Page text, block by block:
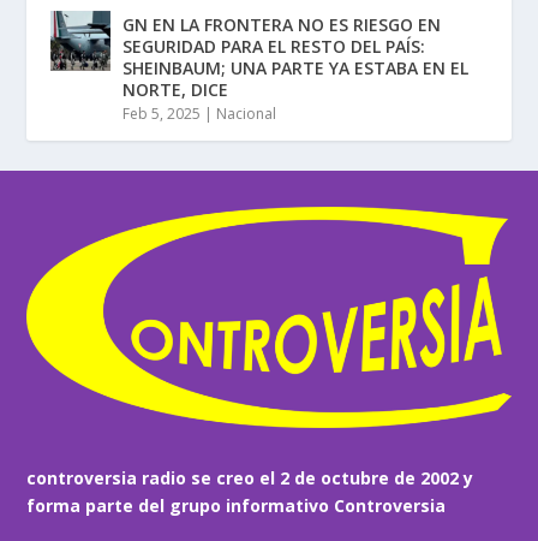
GN EN LA FRONTERA NO ES RIESGO EN
SEGURIDAD PARA EL RESTO DEL PAÍS:
SHEINBAUM; UNA PARTE YA ESTABA EN EL
NORTE, DICE
Feb 5, 2025 | Nacional
controversia radio se creo el 2 de octubre de 2002 y
forma parte del grupo informativo Controversia